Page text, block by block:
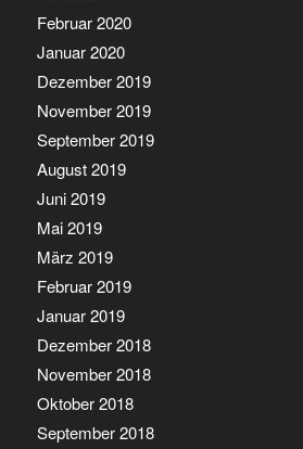
Februar 2020
Januar 2020
Dezember 2019
November 2019
September 2019
August 2019
Juni 2019
Mai 2019
März 2019
Februar 2019
Januar 2019
Dezember 2018
November 2018
Oktober 2018
September 2018